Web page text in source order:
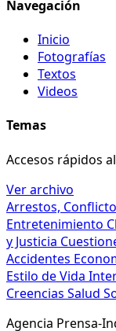
Navegación
Inicio
Fotografías
Textos
Videos
Temas
Accesos rápidos
Ver archivo
Arrestos,
Entretenimiento
y Justicia
Accidentes
Estilo de Vida
Creencias Salud
Agencia Prensa-